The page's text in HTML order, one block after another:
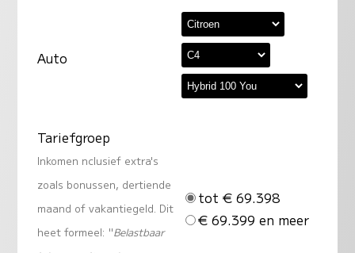
Auto
Tariefgroep
Inkomen nclusief extra's
zoals bonussen, dertiende
maand of vakantiegeld. Dit
heet formeel: "Belastbaar
tot € 69.398
€ 69.399 en meer